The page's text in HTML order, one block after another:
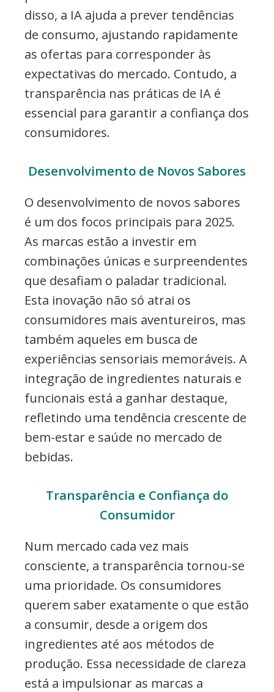
disso, a IA ajuda a prever tendências
de consumo, ajustando rapidamente
as ofertas para corresponder às
expectativas do mercado. Contudo, a
transparência nas práticas de IA é
essencial para garantir a confiança dos
consumidores.
Desenvolvimento de Novos Sabores
O desenvolvimento de novos sabores
é um dos focos principais para 2025.
As marcas estão a investir em
combinações únicas e surpreendentes
que desafiam o paladar tradicional.
Esta inovação não só atrai os
consumidores mais aventureiros, mas
também aqueles em busca de
experiências sensoriais memoráveis. A
integração de ingredientes naturais e
funcionais está a ganhar destaque,
refletindo uma tendência crescente de
bem-estar e saúde no mercado de
bebidas.
Transparência e Confiança do
Consumidor
Num mercado cada vez mais
consciente, a transparência tornou-se
uma prioridade. Os consumidores
querem saber exatamente o que estão
a consumir, desde a origem dos
ingredientes até aos métodos de
produção. Essa necessidade de clareza
está a impulsionar as marcas a